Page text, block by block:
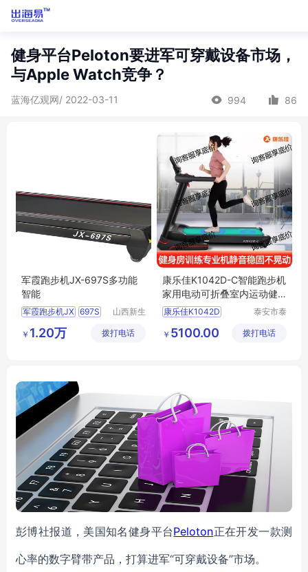
健身平台Peloton要进军可穿戴设备市场，
与Apple Watch竞争？
蓝海亿观网/ 2022-03-11 994 86
军霞跑步机JX-697S多功能
智能
军霞跑步机JX 697S
多功能智能跑步机
山西新生
材有限公
￥ 1.20万 拨打电话
康乐佳K1042D-C智能跑步机
家用电动可折叠室内运动健
身器材
康乐佳K1042D
泰安市泰
瑞特健身
￥ 5100.00 拨打电话
彭博社报道，美国知名健身平台Peloton正在开发一款测
心率的数字臂带产品，打算进军“可穿戴设备”市场。